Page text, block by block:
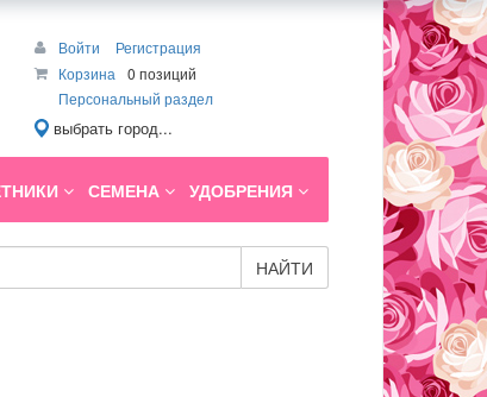
Войти
Регистрация
Корзина
0 позиций
Персональный раздел
выбрать город...
СЕМЕНА УДОБРЕНИЯ
НАЙТИ